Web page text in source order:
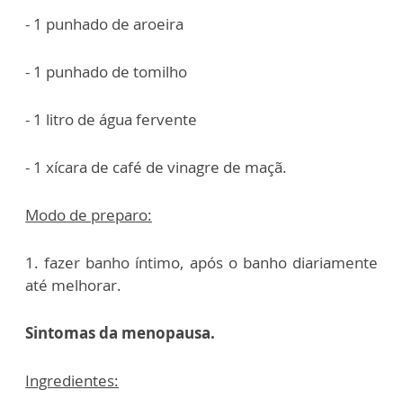
- 1 punhado de aroeira
- 1 punhado de tomilho
- 1 litro de água fervente
- 1 xícara de café de vinagre de maçã.
Modo de preparo:
1. fazer banho íntimo, após o banho diariamente
até melhorar.
Sintomas da menopausa.
Ingredientes: